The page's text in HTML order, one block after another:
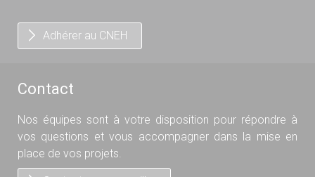
Adhérer au CNEH
Contact
Nos équipes sont à votre disposition pour répondre à
vos questions et vous accompagner dans la mise en
place de vos projets.